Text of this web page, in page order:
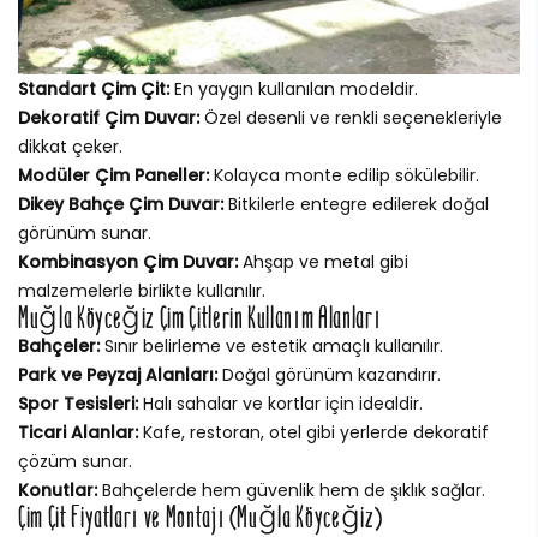
Standart Çim Çit:En yaygın kullanılan modeldir.
Dekoratif Çim Duvar:Özel desenli ve renkli seçenekleriyle
dikkat çeker.
Modüler Çim Paneller:Kolayca monte edilip sökülebilir.
Dikey Bahçe Çim Duvar:Bitkilerle entegre edilerek doğal
görünüm sunar.
Kombinasyon Çim Duvar:Ahşap ve metal gibi
malzemelerle birlikte kullanılır.
Muğla Köyceğiz Çim Çitlerin Kullanım Alanları
Bahçeler:Sınır belirleme ve estetik amaçlı kullanılır.
Park ve Peyzaj Alanları:Doğal görünüm kazandırır.
Spor Tesisleri:Halı sahalar ve kortlar için idealdir.
Ticari Alanlar:Kafe, restoran, otel gibi yerlerde dekoratif
çözüm sunar.
Konutlar:Bahçelerde hem güvenlik hem de şıklık sağlar.
Çim Çit Fiyatları ve Montajı (Muğla Köyceğiz)